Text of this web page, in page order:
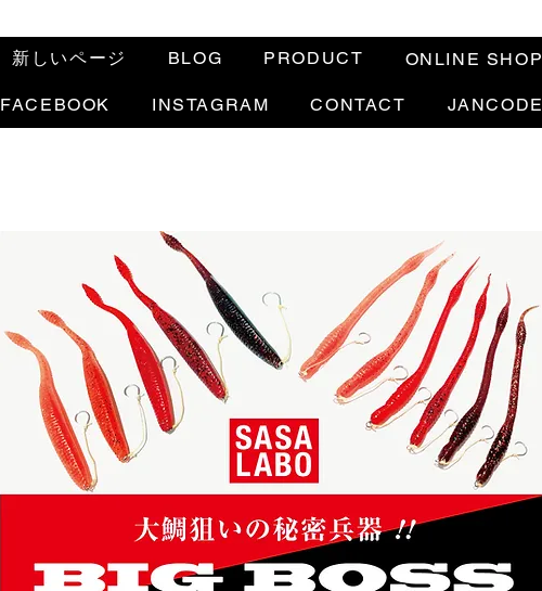
新しいページ BLOG PRODUCT ONLINE SHOP
FACEBOOK INSTAGRAM CONTACT JANCODE